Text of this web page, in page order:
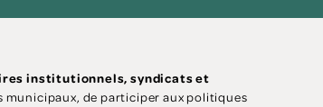
institutionnels, syndicats et
municipaux, de participer aux politiques